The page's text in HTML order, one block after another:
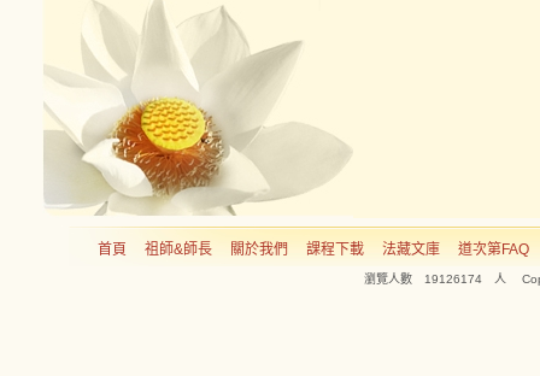
首頁 祖師&師長 關於我們 課程下載 法藏文庫 道次第FAQ
瀏覽人數 19126174 人